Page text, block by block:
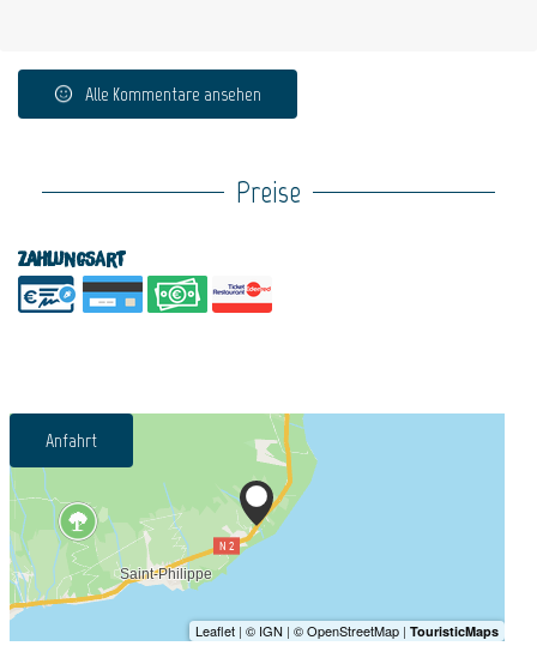
Alle Kommentare ansehen
Preise
Zahlungsart
Anfahrt